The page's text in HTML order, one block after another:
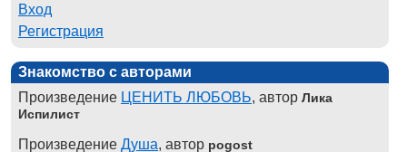
Вход
Регистрация
Знакомство с авторами
Произведение ЦЕНИТЬ ЛЮБОВЬ, автор Лика
Испилист
Произведение Душа, автор pogost